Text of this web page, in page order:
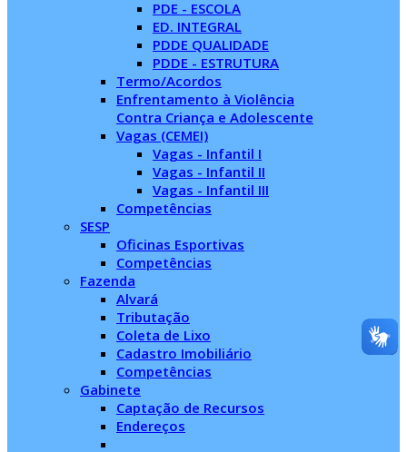
PDE - ESCOLA
ED. INTEGRAL
PDDE QUALIDADE
PDDE - ESTRUTURA
Termo/Acordos
Enfrentamento à Violência
Contra Criança e Adolescente
Vagas (CEMEI)
Vagas - Infantil I
Vagas - Infantil II
Vagas - Infantil III
Competências
SESP
Oficinas Esportivas
Competências
Fazenda
Alvará
Tributação
Coleta de Lixo
Cadastro Imobiliário
Competências
Gabinete
Captação de Recursos
Endereços